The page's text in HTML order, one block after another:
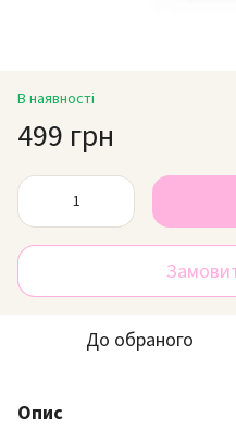
В наявності
499 грн
До обраного
Опис